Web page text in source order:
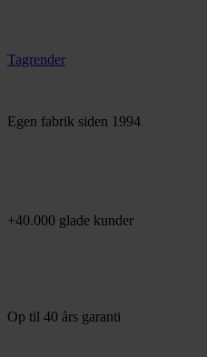
Tagrender
Egen fabrik siden 1994
+40.000 glade kunder
Op til 40 års garanti